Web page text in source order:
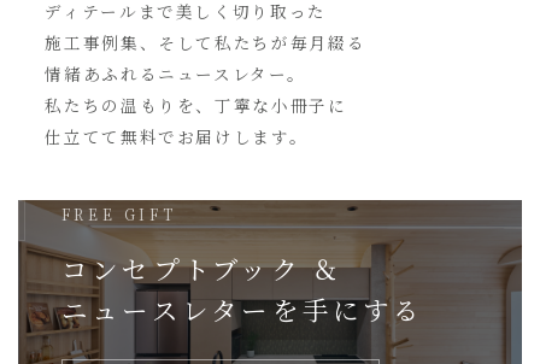
ディテールまで美しく切り取った
施工事例集、そして私たちが毎月綴る
情緒あふれるニュースレター。
私たちの温もりを、丁寧な小冊子に
仕立てて無料でお届けします。
FREE GIFT
コンセプトブック ＆
ニュースレターを手にする